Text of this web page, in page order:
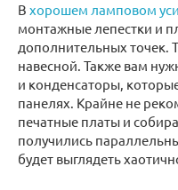
В хорошем ламповом
монтажные лепестки и
дополнительных точек.
навесной. Также вам
и конденсаторы,
панелях. Крайне не
печатные платы и
получились
будет выглядеть